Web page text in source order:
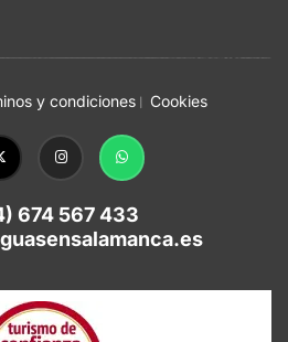
y condiciones Cookies
674 567 433